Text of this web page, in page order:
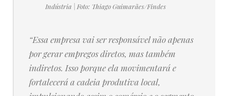
Indústria | Foto: Thiago Guimarães/Findes
“Essa empresa vai ser responsável não apenas
por gerar empregos diretos, mas também
indiretos. Isso porque ela movimentará e
fortalecerá a cadeia produtiva local,